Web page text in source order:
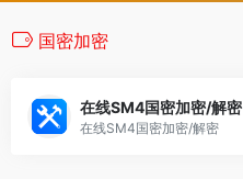
国密加密
在线SM4国密加密/解密
在线SM4国密加密/解密